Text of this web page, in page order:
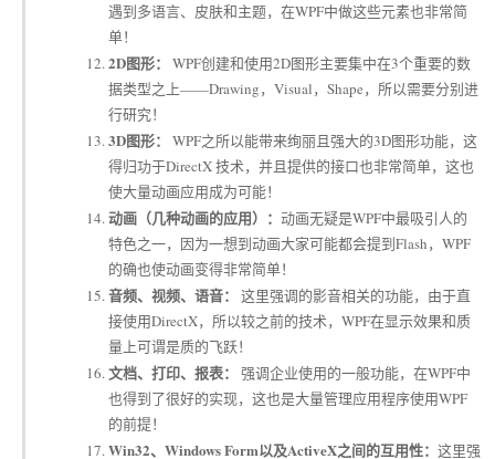
遇到多语言、皮肤和主题，在WPF中做这些元素也非常简
单！
2D图形：
WPF创建和使用2D图形主要集中在3个重要的数
据类型之上——Drawing，Visual，Shape，所以需要分别进
行研究！
3D图形：
WPF之所以能带来绚丽且强大的3D图形功能，这
得归功于DirectX 技术，并且提供的接口也非常简单，这也
使大量动画应用成为可能！
动画（几种动画的应用）： 动画无疑是WPF中最吸引人的
特色之一，因为一想到动画大家可能都会提到Flash，WPF
的确也使动画变得非常简单！
音频、视频、语音：
这里强调的影音相关的功能，由于直
接使用DirectX，所以较之前的技术，WPF在显示效果和质
量上可谓是质的飞跃！
文档、打印、报表：
强调企业使用的一般功能，在WPF中
也得到了很好的实现，这也是大量管理应用程序使用WPF
的前提！
Win32、Windows Form以及ActiveX之间的互用性： 这里强